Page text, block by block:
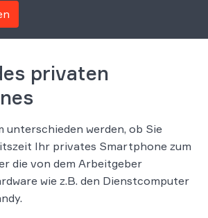
privaten
unterschieden werden, ob Sie
Ihr privates Smartphone zum
die von dem Arbeitgeber
wie z.B. den Dienstcomputer